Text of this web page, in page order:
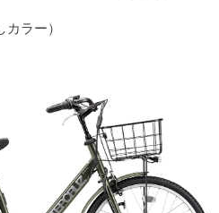
ラー）